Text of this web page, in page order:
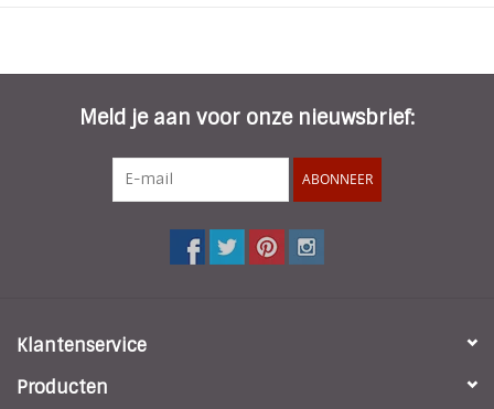
Meld je aan voor onze nieuwsbrief:
ABONNEER
Klantenservice
Producten